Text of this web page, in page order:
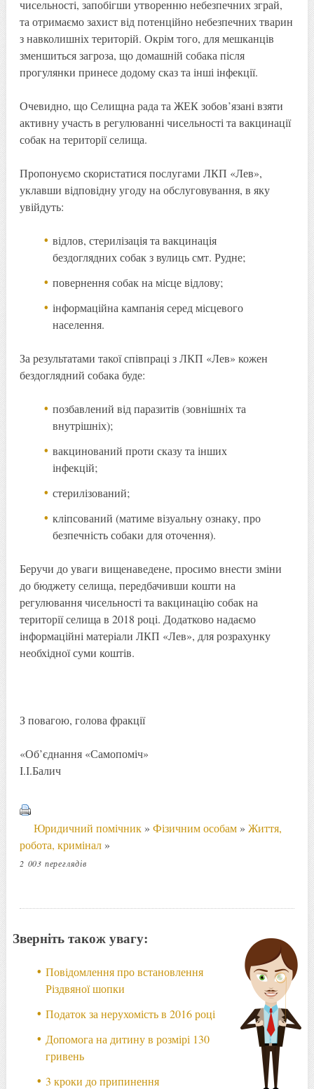
чисельності, запобігши утворенню небезпечних зграй,
та отримаємо захист від потенційно небезпечних тварин
з навколишніх територій. Окрім того, для мешканців
зменшиться загроза, що домашній собака після
прогулянки принесе додому сказ та інші інфекції.
Очевидно, що Селищна рада та ЖЕК зобов’язані взяти
активну участь в регулюванні чисельності та вакцинації
собак на території селища.
Пропонуємо скористатися послугами ЛКП «Лев»,
уклавши відповідну угоду на обслуговування, в яку
увійдуть:
відлов, стерилізація та вакцинація
бездоглядних собак з вулиць смт. Рудне;
повернення собак на місце відлову;
інформаційна кампанія серед місцевого
населення.
За результатами такої співпраці з ЛКП «Лев» кожен
бездоглядний собака буде:
позбавлений від паразитів (зовнішніх та
внутрішніх);
вакцинований проти сказу та інших
інфекцій;
стерилізований;
кліпсований (матиме візуальну ознаку, про
безпечність собаки для оточення).
Беручи до уваги вищенаведене, просимо внести зміни
до бюджету селища, передбачивши кошти на
регулювання чисельності та вакцинацію собак на
території селища в 2018 році. Додатково надаємо
інформаційні матеріали ЛКП «Лев», для розрахунку
необхідної суми коштів.
З повагою, голова фракції
«Об’єднання «Самопоміч»
І.І.Балич
Юридичний помічник» Фізичним особам» Життя,
робота, кримінал»
2 003 переглядів
Зверніть також увагу:
Повідомлення про встановлення
Різдвяної шопки
Податок за нерухомість в 2016 році
Допомога на дитину в розмірі 130
гривень
3 кроки до припинення